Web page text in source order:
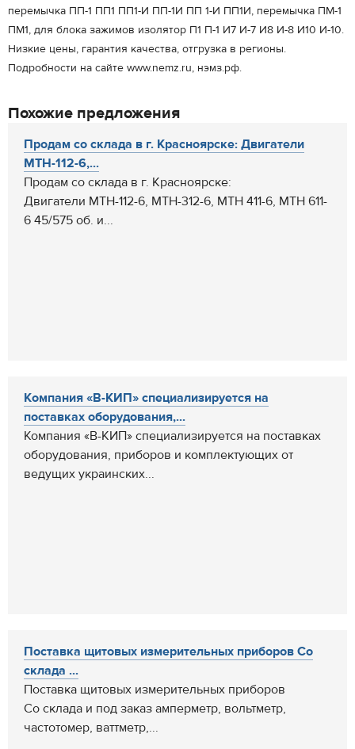
перемычка ПП-1 ПП1 ПП1-И ПП-1И ПП 1-И ПП1И, перемычка ПМ-1
ПМ1, для блока зажимов изолятор П1 П-1 И7 И-7 И8 И-8 И10 И-10.
Низкие цены, гарантия качества, отгрузка в регионы.
Подробности на сайте www.nemz.ru, нэмз.рф.
Похожие предложения
Продам со склада в г. Красноярске: Двигатели
МТН-112-6,...
Продам со склада в г. Красноярске:
Двигатели МТН-112-6, МТН-312-6, МТН 411-6, МТН 611-
6 45/575 об. и...
Компания «В-КИП» специализируется на
поставках оборудования,...
Компания «В-КИП» специализируется на поставках
оборудования, приборов и комплектующих от
ведущих украинских...
Поставка щитовых измерительных приборов Со
склада ...
Поставка щитовых измерительных приборов
Со склада и под заказ амперметр, вольтметр,
частотомер, ваттметр,...